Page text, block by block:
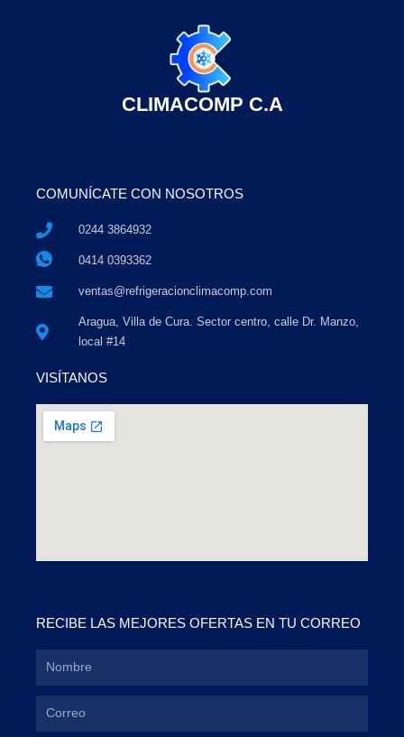
CLIMACOMP C.A
COMUNÍCATE CON NOSOTROS
0244 3864932
0414 0393362
ventas@refrigeracionclimacomp.com
Aragua, Villa de Cura. Sector centro, calle Dr. Manzo,
local #14
VISÍTANOS
RECIBE LAS MEJORES OFERTAS EN TU CORREO